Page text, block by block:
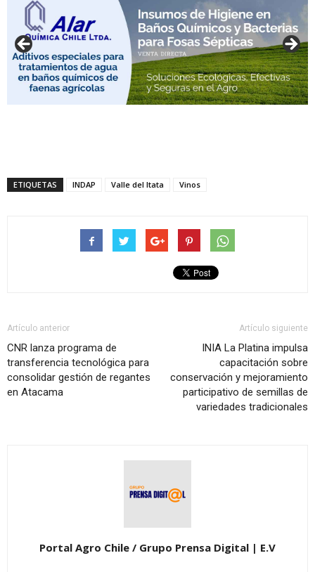
ETIQUETAS INDAP Valle del Itata Vinos
Artículo anterior
CNR lanza programa de
transferencia tecnológica para
consolidar gestión de regantes
en Atacama
Artículo siguiente
INIA La Platina impulsa
capacitación sobre
conservación y mejoramiento
participativo de semillas de
variedades tradicionales
Portal Agro Chile / Grupo Prensa Digital | E.V